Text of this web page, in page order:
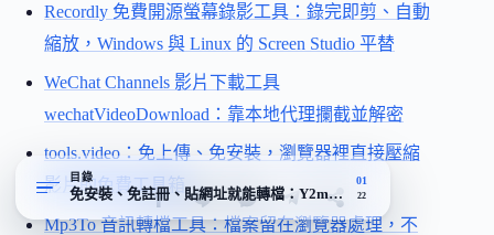
Recordly 免費開源螢幕錄影工具：錄完即剪、自動
縮放，Windows 與 Linux 的 Screen Studio 平替
WeChat Channels 影片下載工具
wechatVideoDownload：靠本地代理攔截並解密
tools.video：免上傳、免安裝，瀏覽器裡直接壓縮
影片的免費工具箱
Mp3To 音訊轉檔工具：檔案留在瀏覽器處理，不
目錄
免安裝、免註冊、貼網址就能轉檔：Y2mateGo 把下載這件事壓成
01
22